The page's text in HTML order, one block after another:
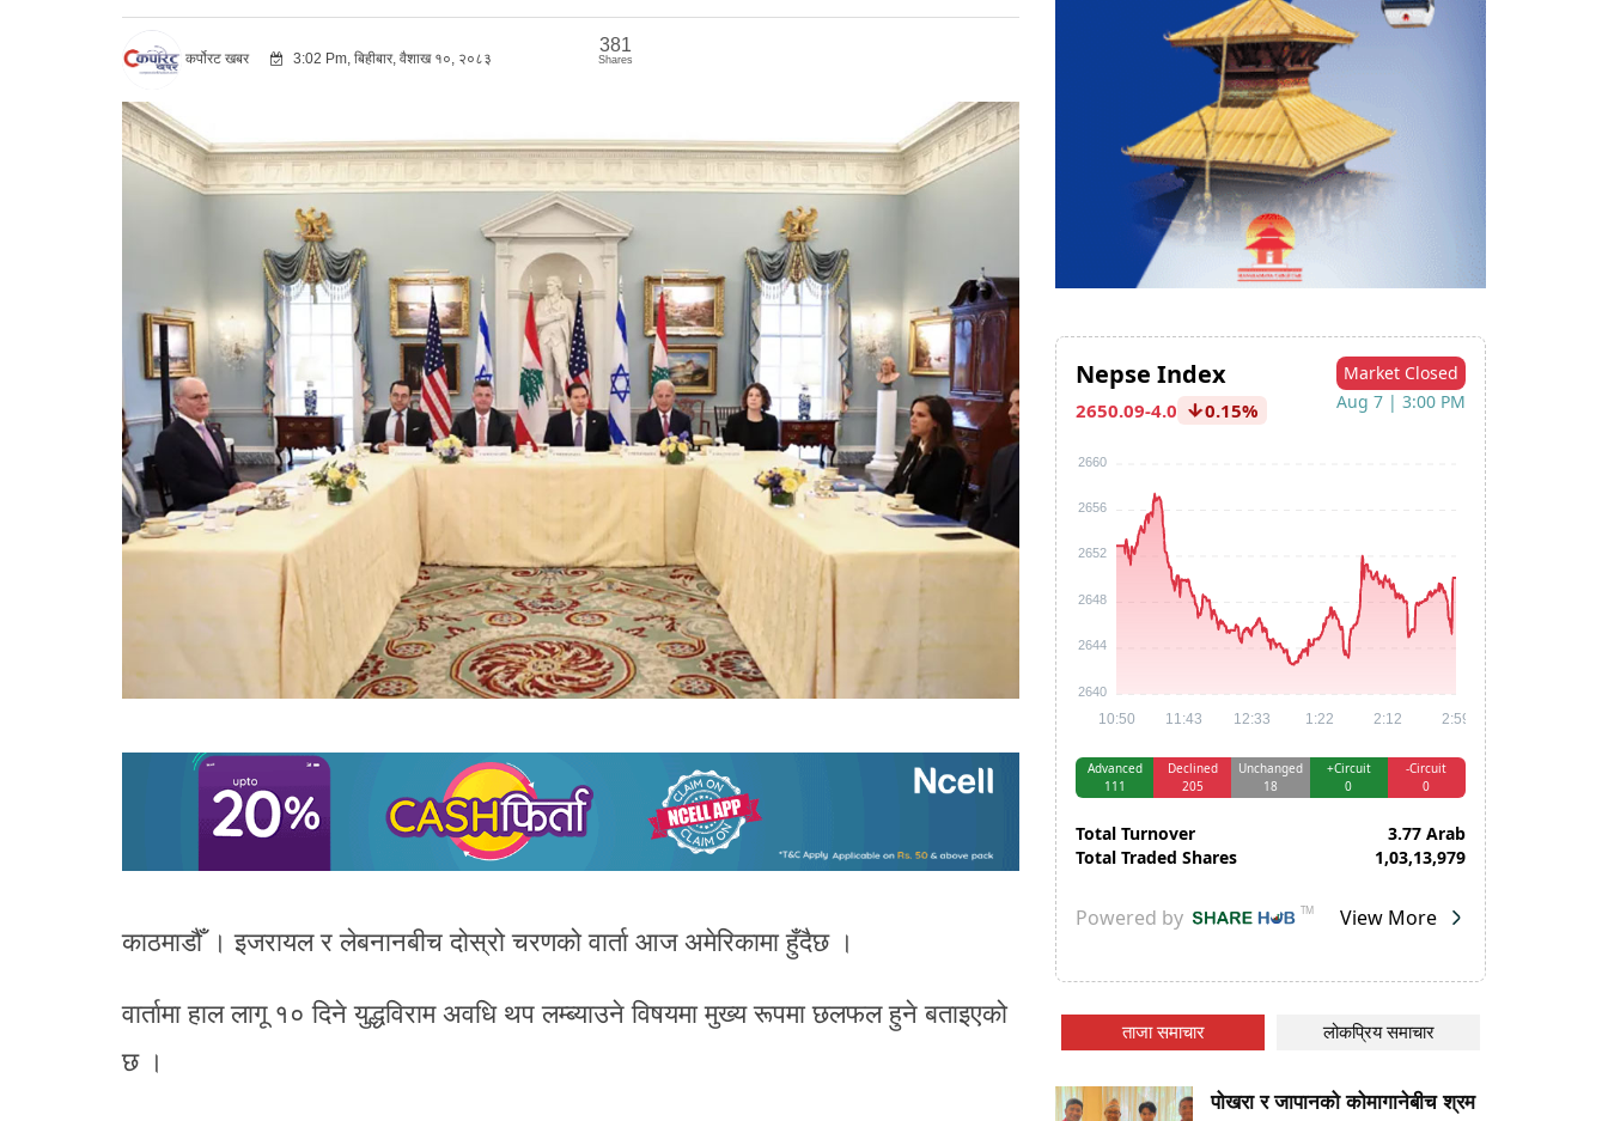
कर्पोरट खबर 3:02 Pm, बिहीबार, वैशाख १०, २०८३
381
Shares
काठमाडौँ । इजरायल र लेबनानबीच दोस्रो चरणको वार्ता आज अमेरिकामा हुँदैछ ।
वार्तामा हाल लागू १० दिने युद्धविराम अवधि थप लम्ब्याउने विषयमा मुख्य रूपमा छलफल हुने बताइएको
छ ।
ताजा समाचार लोकप्रिय समाचार
पोखरा र जापानको कोमागानेबीच श्रम